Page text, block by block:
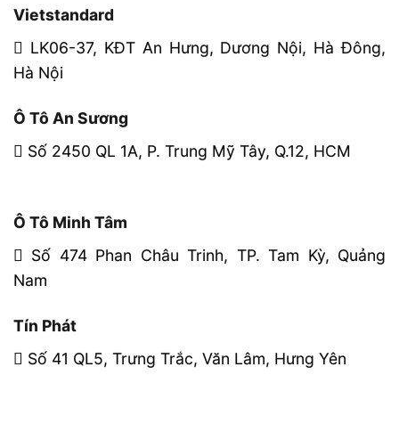
Vietstandard
LK06-37, KĐT An Hưng, Dương Nội, Hà Đông,
Hà Nội
Ô Tô An Sương
Số 2450 QL 1A, P. Trung Mỹ Tây, Q.12, HCM
Ô Tô Minh Tâm
Số 474 Phan Châu Trinh, TP. Tam Kỳ, Quảng
Nam
Tín Phát
Số 41 QL5, Trưng Trắc, Văn Lâm, Hưng Yên